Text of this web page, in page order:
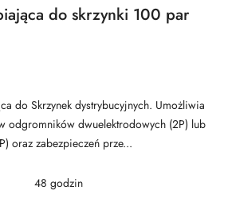
do skrzynki 100 par
do Skrzynek dystrybucyjnych. Umożliwia
odgromników dwuelektrodowych (2P) lub
oraz zabezpieczeń prze...
48 godzin